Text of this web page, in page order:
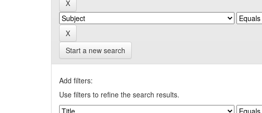
Start a new search
Add filters:
Use filters to refine the search results.